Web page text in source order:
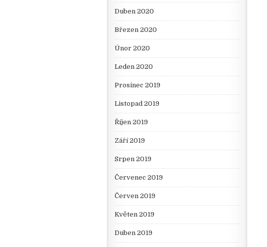
Duben 2020
Březen 2020
Únor 2020
Leden 2020
Prosinec 2019
Listopad 2019
Říjen 2019
Září 2019
Srpen 2019
Červenec 2019
Červen 2019
Květen 2019
Duben 2019